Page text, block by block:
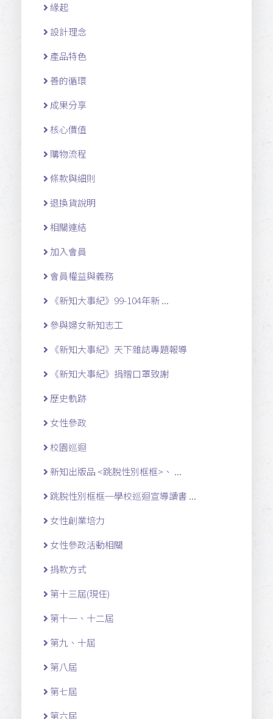
緣起
設計理念
產品特色
善的循環
成果分享
核心價值
購物流程
條款與細則
退換貨說明
相關連結
加入會員
會員權益與義務
《新知大事紀》99-104年新 ...
參與婦女新知志工
《新知大事紀》天下雜誌專題報導
《新知大事紀》捐贈口罩致謝
歷史軌跡
女性參政
校園巡迴
新知出版品 <跳脫性別框框>、 ...
跳脫性別框框─學校巡迴宣導讀書 ...
女性創業培力
女性參政活動相關
捐款方式
第十三屆(現任)
第十一 、十二 屆
第九、十屆
第八屆
第七屆
第六屆